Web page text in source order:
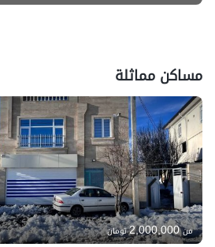
مساكن مماثلة
من 2,000,000تومان